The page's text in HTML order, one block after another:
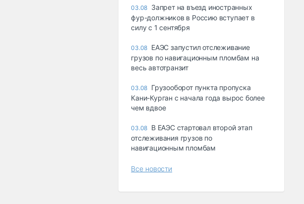
03.08 Запрет на въезд иностранных
фур-должников в Россию вступает в
силу с 1 сентября
03.08 ЕАЭС запустил отслеживание
грузов по навигационным пломбам на
весь автотранзит
03.08 Грузооборот пункта пропуска
Кани-Курган с начала года вырос более
чем вдвое
03.08 В ЕАЭС стартовал второй этап
отслеживания грузов по
навигационным пломбам
Все новости